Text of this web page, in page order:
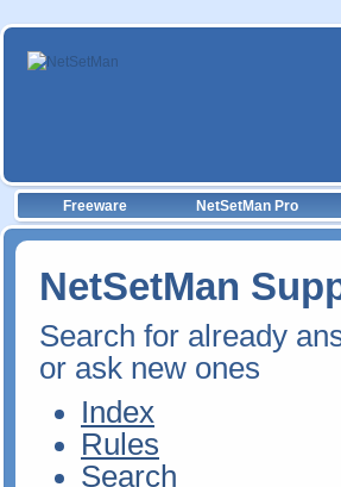
Freeware NetSetMan Pro
NetSetMan
Search for already
or ask new ones
Index
Rules
Search